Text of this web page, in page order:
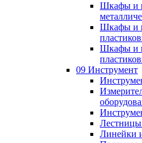
Шкафы и
Шкафы и
Шкафы и
09 Инструмент
Лестницы
Линейки